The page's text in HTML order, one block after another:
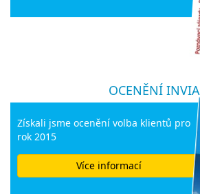
OCENĚNÍ INVIA
Získali jsme ocenění volba klientů pro
rok 2015
Více informací